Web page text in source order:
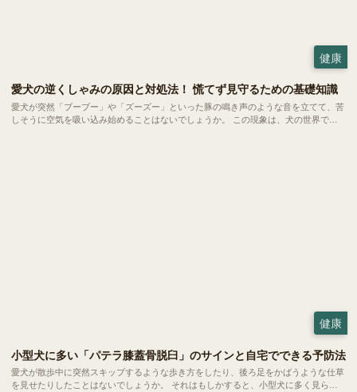
健康
愛犬の逆くしゃみの原因と対処法！ 慌てず見守るための基礎知識
愛犬が突然「ブーブー」や「ズーズー」といった豚の鳴き声のような音を立てて、苦
しそうに空気を吸い込み始めることはないでしょうか。 この現象は、犬の世界では
健康
小型犬に多い「パテラ膝蓋骨脱臼」のサインと自宅でできる予防法
愛犬が散歩中に突然スキップするような歩き方をしたり、後ろ足をかばうような仕草
を見せたりしたことはないでしょうか。 それはもしかすると、小型犬に多く見られ